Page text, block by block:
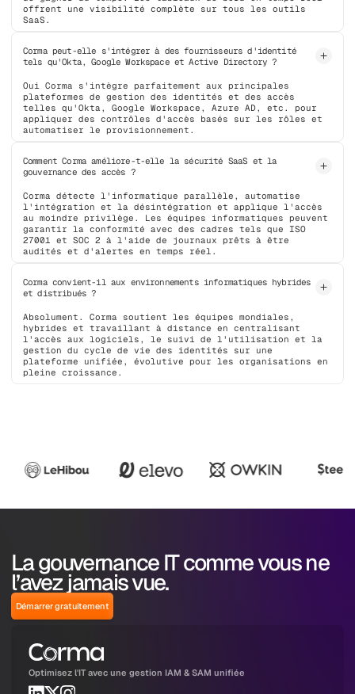
offrent une visibilité complète sur tous les outils
SaaS.
Corma peut-elle s'intégrer à des fournisseurs d'identité
tels qu'Okta, Google Workspace et Active Directory ?
Oui Corma s'intègre parfaitement aux principales
plateformes de gestion des identités et des accès
telles qu'Okta, Google Workspace, Azure AD, etc. pour
appliquer des contrôles d'accès basés sur les rôles et
automatiser le provisionnement.
Comment Corma améliore-t-elle la sécurité SaaS et la
gouvernance des accès ?
Corma détecte l'informatique parallèle, automatise
l'intégration et la désintégration et applique l'accès
au moindre privilège. Les équipes informatiques peuvent
garantir la conformité avec des cadres tels que ISO
27001 et SOC 2 à l'aide de journaux prêts à être
audités et d'alertes en temps réel.
Corma convient-il aux environnements informatiques hybrides
et distribués ?
Absolument. Corma soutient les équipes mondiales,
hybrides et travaillant à distance en centralisant
l'accès aux logiciels, le suivi de l'utilisation et la
gestion du cycle de vie des identités sur une
plateforme unifiée, évolutive pour les organisations en
pleine croissance.
La gouvernance IT comme vous ne
l’avez jamais vue.
Démarrer gratuitement
Optimisez l'IT avec une gestion IAM & SAM unifiée